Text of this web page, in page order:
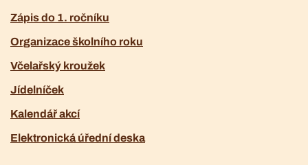
Zápis do 1. ročníku
Organizace školního roku
Včelařský kroužek
Jídelníček
Kalendář akcí
Elektronická úřední deska